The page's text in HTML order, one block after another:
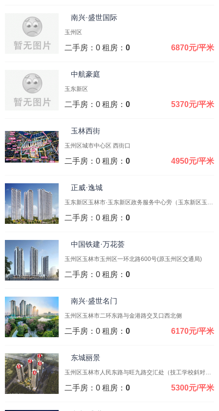
南兴·盛世国际
玉州区
二手房：0 租房： 0 6870元/平米
中航豪庭
玉东新区
二手房：0 租房： 0 5370元/平米
玉林西街
玉州区城市中心区 西街口
二手房：0 租房： 0 4950元/平米
正威·逸城
玉东新区玉林市·玉东新区政务服务中心旁（玉东新区玉东大道与大同路交叉口东北侧）
二手房：0 租房： 0
中国铁建·万花荟
玉州区玉林市玉州区一环北路600号(原玉州区交通局)
二手房：0 租房： 0
南兴·盛世名门
玉州区玉林市二环东路与金港路交叉口西北侧
二手房：0 租房： 0 6170元/平米
东城丽景
玉州区玉林市人民东路与旺九路交汇处（技工学校斜对面）
二手房：0 租房： 0 5300元/平米